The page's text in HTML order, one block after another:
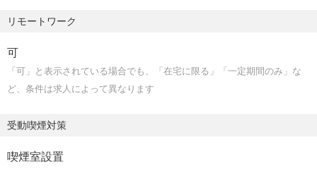
【チーム構成】
・20～40代男女
・部長 >> グループ長1名>> マネージャー1名 >> 担当メン
バー6名 >> 業務委託3名
・チャネルや施策ごとに主担当を持ち、数値や施策を管理
■ポジションの魅力
・大規模な顧客基盤とデータを活用したマーケティング
・賞与：年2回（会社業績と個人の評価に応じて決定）
■福利厚生
・社会保険完備（健康保険、厚生年金、雇用保険、労災保
険）
・団体長期障害所得補償保険（GLTD）
・各種慶弔見舞金（結婚、出産、傷病等）
・育児支援（ベビーシッター費補助、企業主導型保育との
リモートワーク
可
「可」と表示されている場合でも、「在宅に限る」「一定期間のみ」な
ど、条件は求人によって異なります
受動喫煙対策
喫煙室設置